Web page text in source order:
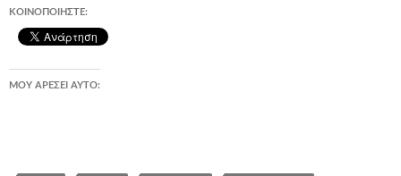
ΚΟΙΝΟΠΟΙΉΣΤΕ:
ΜΟΥ ΑΡΈΣΕΙ ΑΥΤΌ: